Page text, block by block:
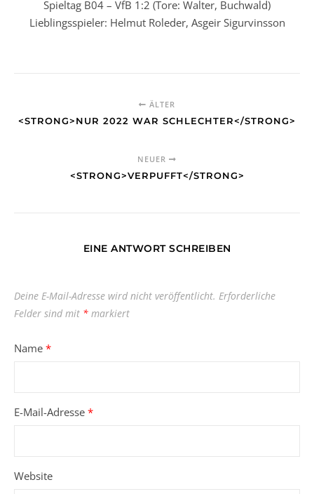
Spieltag B04 – VfB 1:2 (Tore: Walter, Buchwald)
Lieblingsspieler: Helmut Roleder, Asgeir Sigurvinsson
ÄLTER
<STRONG>NUR 2022 WAR SCHLECHTER</STRONG>
NEUER
<STRONG>VERPUFFT</STRONG>
EINE ANTWORT SCHREIBEN
Deine E-Mail-Adresse wird nicht veröffentlicht. Erforderliche
Felder sind mit * markiert
Name *
E-Mail-Adresse *
Website